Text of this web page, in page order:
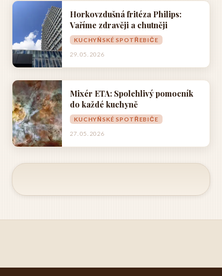
Horkovzdušná fritéza Philips:
Vaříme zdravěji a chutněji
KUCHYŇSKÉ SPOTŘEBIČE
29. 05. 2026
Mixér ETA: Spolehlivý pomocník
do každé kuchyně
KUCHYŇSKÉ SPOTŘEBIČE
27. 05. 2026